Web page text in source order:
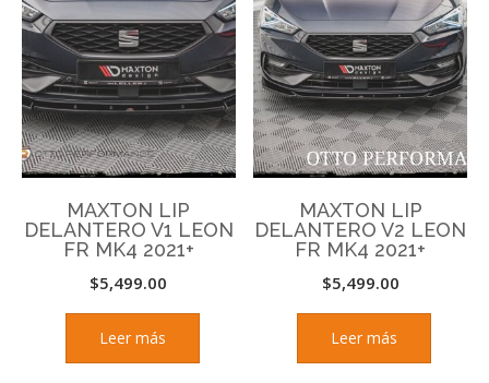
MAXTON LIP
DELANTERO V1 LEON
FR MK4 2021+
$5,499.00
Leer más
MAXTON LIP
DELANTERO V2 LEON
FR MK4 2021+
$5,499.00
Leer más